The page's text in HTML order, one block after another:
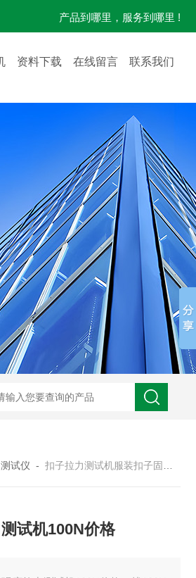
产品到哪里，服务到哪里 !
资料下载 在线留言 联系我们
试仪 -扣子拉力测试机服装扣子固定强度拉力测试机100N价格
试机100N价格